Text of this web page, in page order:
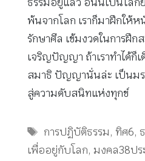
พ้นจากโลก เราก็มาฝึกให้ห
รักษาศีล เข้มงวดในการฝึก
เจริญปัญญา ถ้าเราทำได้ก็เ
สมาธิ ปัญญานั่นล่ะ เป็นมร
สู่ความดับสนิทแห่งทุกข์
Tags
การปฏิบัติธรรม, ทิศ6,
เพื่ออยู่กับโลก, มงคล38ปร